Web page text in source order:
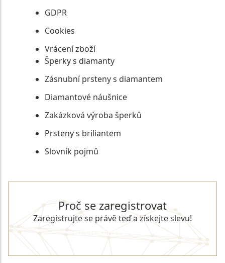
GDPR
Cookies
Vrácení zboží
Šperky s diamanty
Zásnubní prsteny s diamantem
Diamantové náušnice
Zakázková výroba šperků
Prsteny s briliantem
Slovník pojmů
Proč se zaregistrovat
Zaregistrujte se právě teď a získejte slevu!
REGISTROVAT SE